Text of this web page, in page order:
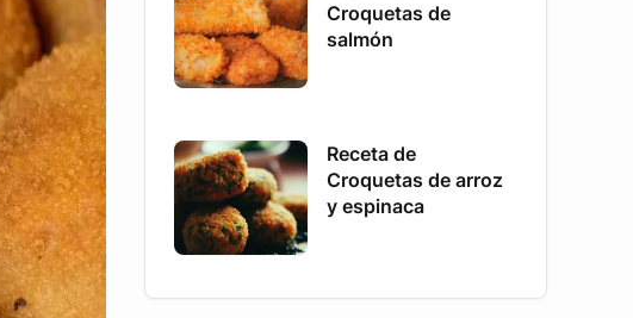
Croquetas de
salmón
Receta de
Croquetas de arroz
y espinaca